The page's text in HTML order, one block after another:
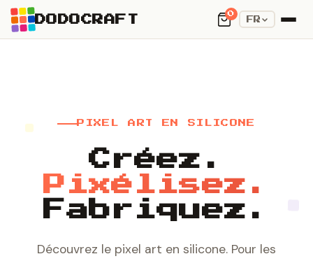
DODOCRAFT
0
FR
PIXEL ART EN SILICONE
Créez.
Pixélisez.
Fabriquez.
Découvrez le pixel art en silicone. Pour les